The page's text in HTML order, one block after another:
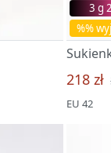
%%
3 g
218 zł
EU 42